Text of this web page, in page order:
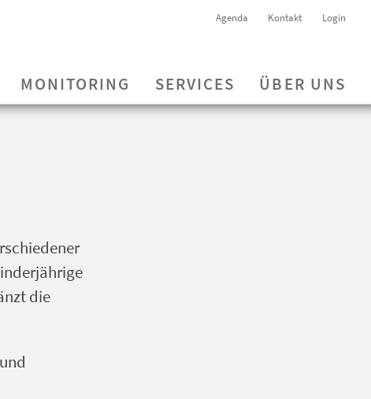
Agenda Kontakt Login
MONITORING SERVICES ÜBER UNS
die